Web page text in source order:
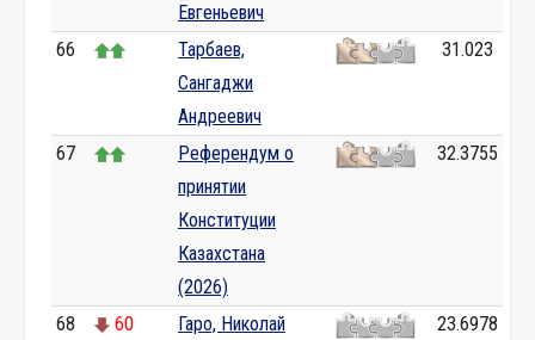
Евгеньевич
66
Тарбаев,
Сангаджи
Андреевич
31.023
67
Референдум о
принятии
Конституции
Казахстана
(2026)
32.3755
68 60
Гаро, Николай
23.6978